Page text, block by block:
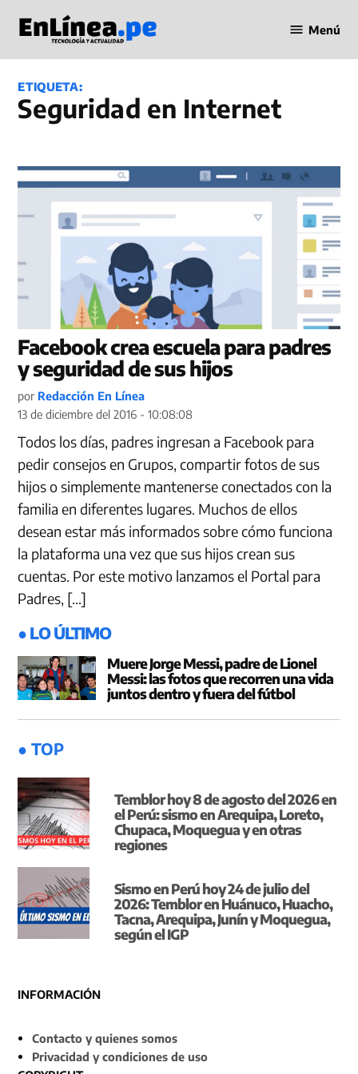
contenido
en Línea
Menú
ETIQUETA:
seguridad en Internet
Facebook crea escuela para padres
y seguridad de sus hijos
por Redacción En Línea
13 de diciembre del 2016 - 10:08:08
Todos los días, padres ingresan a Facebook para
pedir consejos en Grupos, compartir fotos de sus
hijos o simplemente mantenerse conectados con la
familia en diferentes lugares. Muchos de ellos
desean estar más informados sobre cómo funciona
la plataforma una vez que sus hijos crean sus
cuentas. Por este motivo lanzamos el Portal para
Padres, […]
● LO ÚLTIMO
Muere Jorge Messi, padre de Lionel
Messi: las fotos que recorren una vida
juntos dentro y fuera del fútbol
● TOP
Temblor hoy 8 de agosto del 2026 en
el Perú: sismo en Arequipa, Loreto,
Chupaca, Moquegua y en otras
regiones
Sismo en Perú hoy 24 de julio del
2026: Temblor en Huánuco, Huacho,
Tacna, Arequipa, Junín y Moquegua,
según el IGP
INFORMACIÓN
Contacto y quienes somos
Privacidad y condiciones de uso